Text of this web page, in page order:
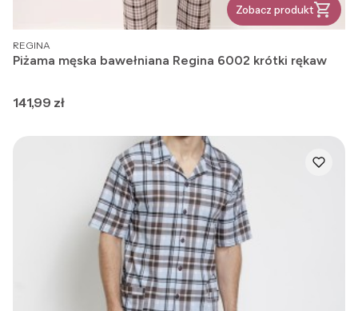
Zobacz produkt
PRODUCENT
REGINA
Piżama męska bawełniana Regina 6002 krótki rękaw
Cena
141,99 zł